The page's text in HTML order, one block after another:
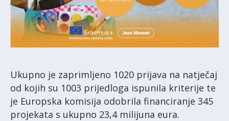
Ukupno je zaprimljeno 1020 prijava na natječaj
od kojih su 1003 prijedloga ispunila kriterije te
je Europska komisija odobrila financiranje 345
projekata s ukupno 23,4 milijuna eura.